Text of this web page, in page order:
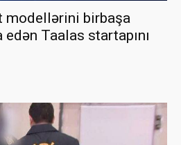
modellərini birbaşa
Taalas startapını